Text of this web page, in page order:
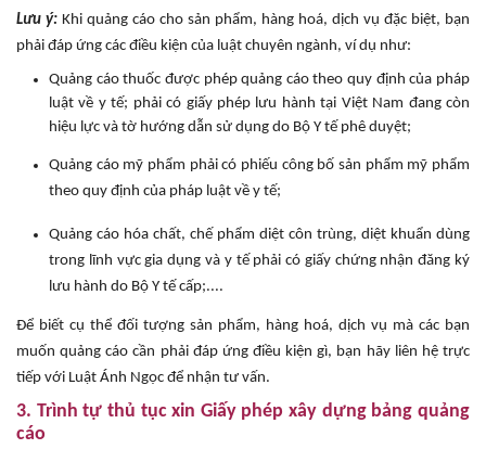
Lưu ý: Khi quảng cáo cho sản phẩm, hàng hoá, dịch vụ đặc biệt, bạn
phải đáp ứng các điều kiện của luật chuyên ngành, ví dụ như:
Quảng cáo thuốc được phép quảng cáo theo quy định của pháp
luật về y tế; phải có giấy phép lưu hành tại Việt Nam đang còn
hiệu lực và tờ hướng dẫn sử dụng do Bộ Y tế phê duyệt;
Quảng cáo mỹ phẩm phải có phiếu công bố sản phẩm mỹ phẩm
theo quy định của pháp luật về y tế;
Quảng cáo hóa chất, chế phẩm diệt côn trùng, diệt khuẩn dùng
trong lĩnh vực gia dụng và y tế phải có giấy chứng nhận đăng ký
lưu hành do Bộ Y tế cấp;....
Để biết cụ thể đối tượng sản phẩm, hàng hoá, dịch vụ mà các bạn
muốn quảng cáo cần phải đáp ứng điều kiện gì, bạn hãy liên hệ trực
tiếp với Luật Ánh Ngọc để nhận tư vấn.
3. Trình tự thủ tục xin Giấy phép xây dựng bảng quảng
cáo